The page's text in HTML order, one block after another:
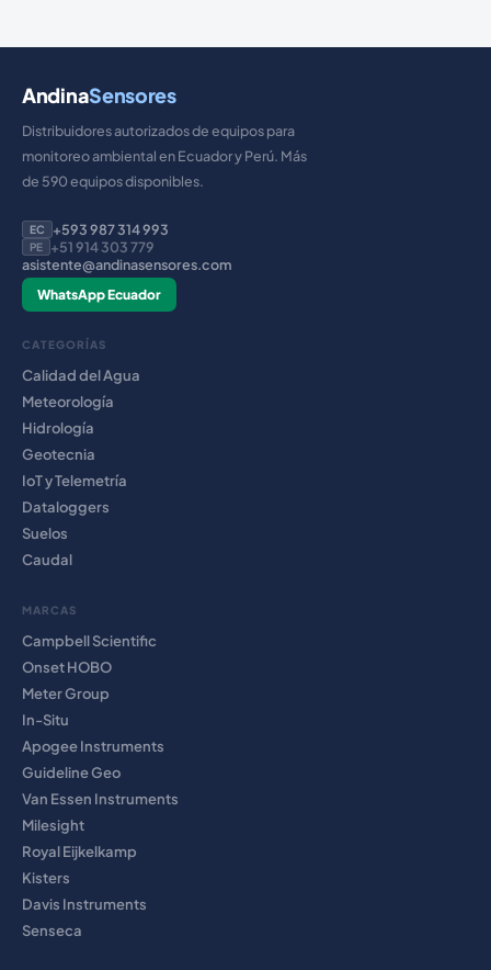
AndinaSensores
Distribuidores autorizados de equipos para
monitoreo ambiental en Ecuador y Perú. Más
de 590 equipos disponibles.
EC +593 987 314 993
PE
+51 914 303 779
asistente@andinasensores.com
WhatsApp Ecuador
CATEGORÍAS
Calidad del Agua
Meteorología
Hidrología
Geotecnia
IoT y Telemetría
Dataloggers
Suelos
Caudal
MARCAS
Campbell Scientific
Onset HOBO
Meter Group
In-Situ
Apogee Instruments
Guideline Geo
Van Essen Instruments
Milesight
Royal Eijkelkamp
Kisters
Davis Instruments
Senseca